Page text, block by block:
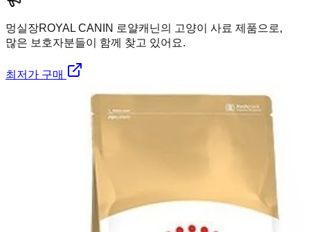
멍실장ROYAL CANIN 로얄캐닌의 고양이 사료 제품으로,
많은 보호자분들이 함께 찾고 있어요.
최저가 구매